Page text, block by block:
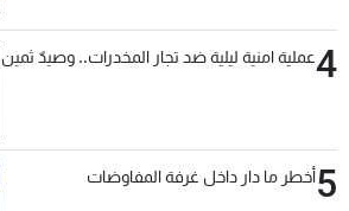
4عملية امنية ليلية ضد تجار المخدرات.. وصيدٌ ثمين
5أخطر ما دار داخل غرفة المفاوضات